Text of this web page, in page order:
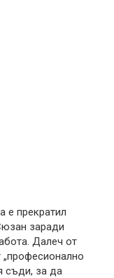
е прекратил
заради
Далеч от
съди, за да